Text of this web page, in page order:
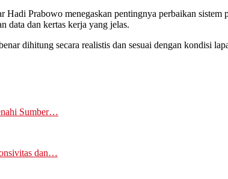
Prabowo menegaskan pentingnya perbaikan sistem
data dan kertas kerja yang jelas.
dihitung secara realistis dan sesuai dengan kondisi
Sumber…
dan…